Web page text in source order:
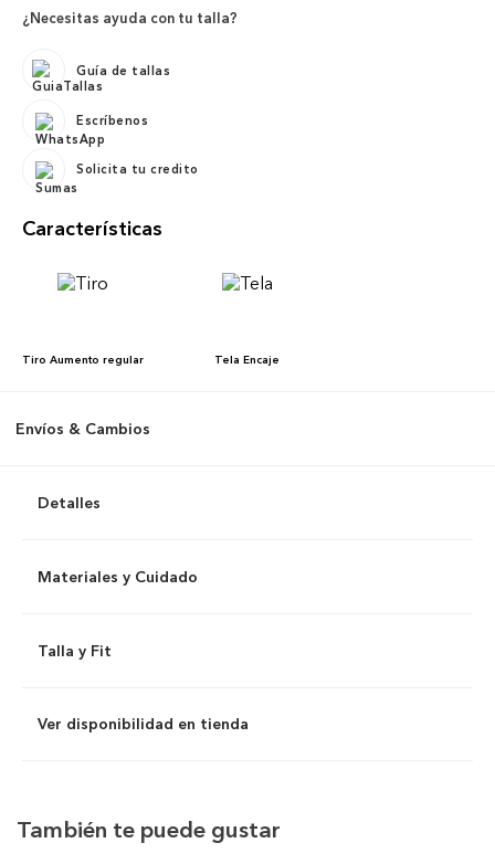
¿Necesitas ayuda con tu talla?
Guía de tallas
Escríbenos
Solicita tu credito
Características
Tiro Aumento regular Tela Encaje
Envíos & Cambios
Detalles
Materiales y Cuidado
Talla y Fit
Ver disponibilidad en tienda
También te puede gustar